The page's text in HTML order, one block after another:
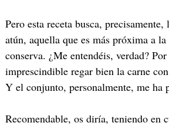
Pero esta receta busca,
atún, aquella que es más próxima a
conserva. ¿Me entendéis, verdad?
imprescindible regar bien la carne
Y el conjunto, personalmente, me ha
Recomendable, os diría, teniendo en